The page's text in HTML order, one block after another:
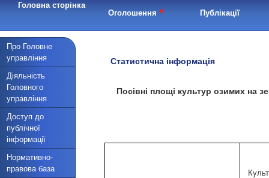
Головна сторінка
Оголошення • Публікації
Про Головне
управління
Діяльність
Головного
управління
Доступ до
публічної
інформації
Нормативно-
правова база
Статистична інформація
Посівні площі культур озимих на